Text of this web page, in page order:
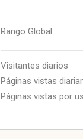
Rango Global
Visitantes diarios
Páginas vistas
Páginas vistas por